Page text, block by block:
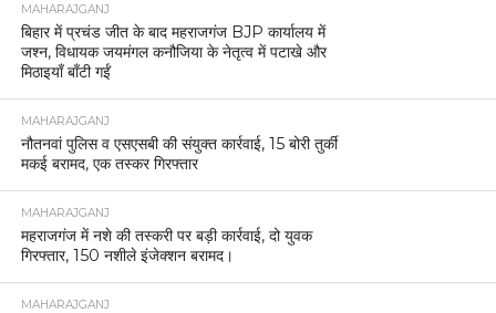
MAHARAJGANJ
बिहार में प्रचंड जीत के बाद महराजगंज BJP कार्यालय में
जश्न, विधायक जयमंगल कनौजिया के नेतृत्व में पटाखे और
मिठाइयाँ बाँटी गईं
MAHARAJGANJ
नौतनवां पुलिस व एसएसबी की संयुक्त कार्रवाई, 15 बोरी तुर्की
मकई बरामद, एक तस्कर गिरफ्तार
MAHARAJGANJ
महराजगंज में नशे की तस्करी पर बड़ी कार्रवाई, दो युवक
गिरफ्तार, 150 नशीले इंजेक्शन बरामद।
MAHARAJGANJ